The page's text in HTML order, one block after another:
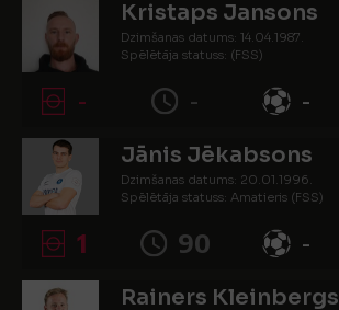
Kristaps Jansons
Dzimšanas datums: 14.04.1987.
Spēlētāja statuss: (FSS)
- - -
Jānis Jēkabsons
Dzimšanas datums: 20.01.1996.
Spēlētāja statuss: Amatieris (FSS)
1 90 -
Rainers Kleinbergs